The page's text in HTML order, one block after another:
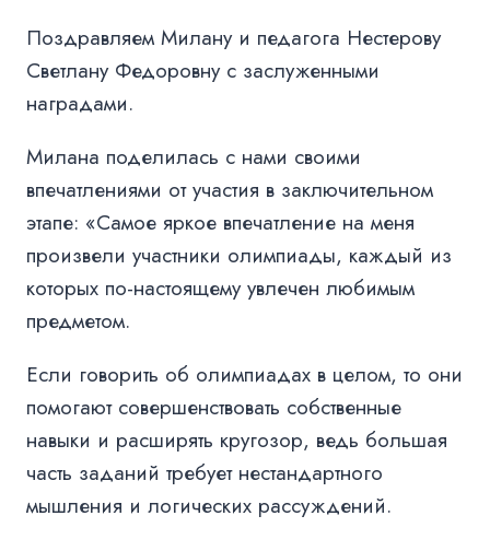
Поздравляем Милану и педагога Нестерову
Светлану Федоровну с заслуженными
наградами.
Милана поделилась с нами своими
впечатлениями от участия в заключительном
этапе: «Самое яркое впечатление на меня
произвели участники олимпиады, каждый из
которых по-настоящему увлечен любимым
предметом.
Если говорить об олимпиадах в целом, то они
помогают совершенствовать собственные
навыки и расширять кругозор, ведь большая
часть заданий требует нестандартного
мышления и логических рассуждений.